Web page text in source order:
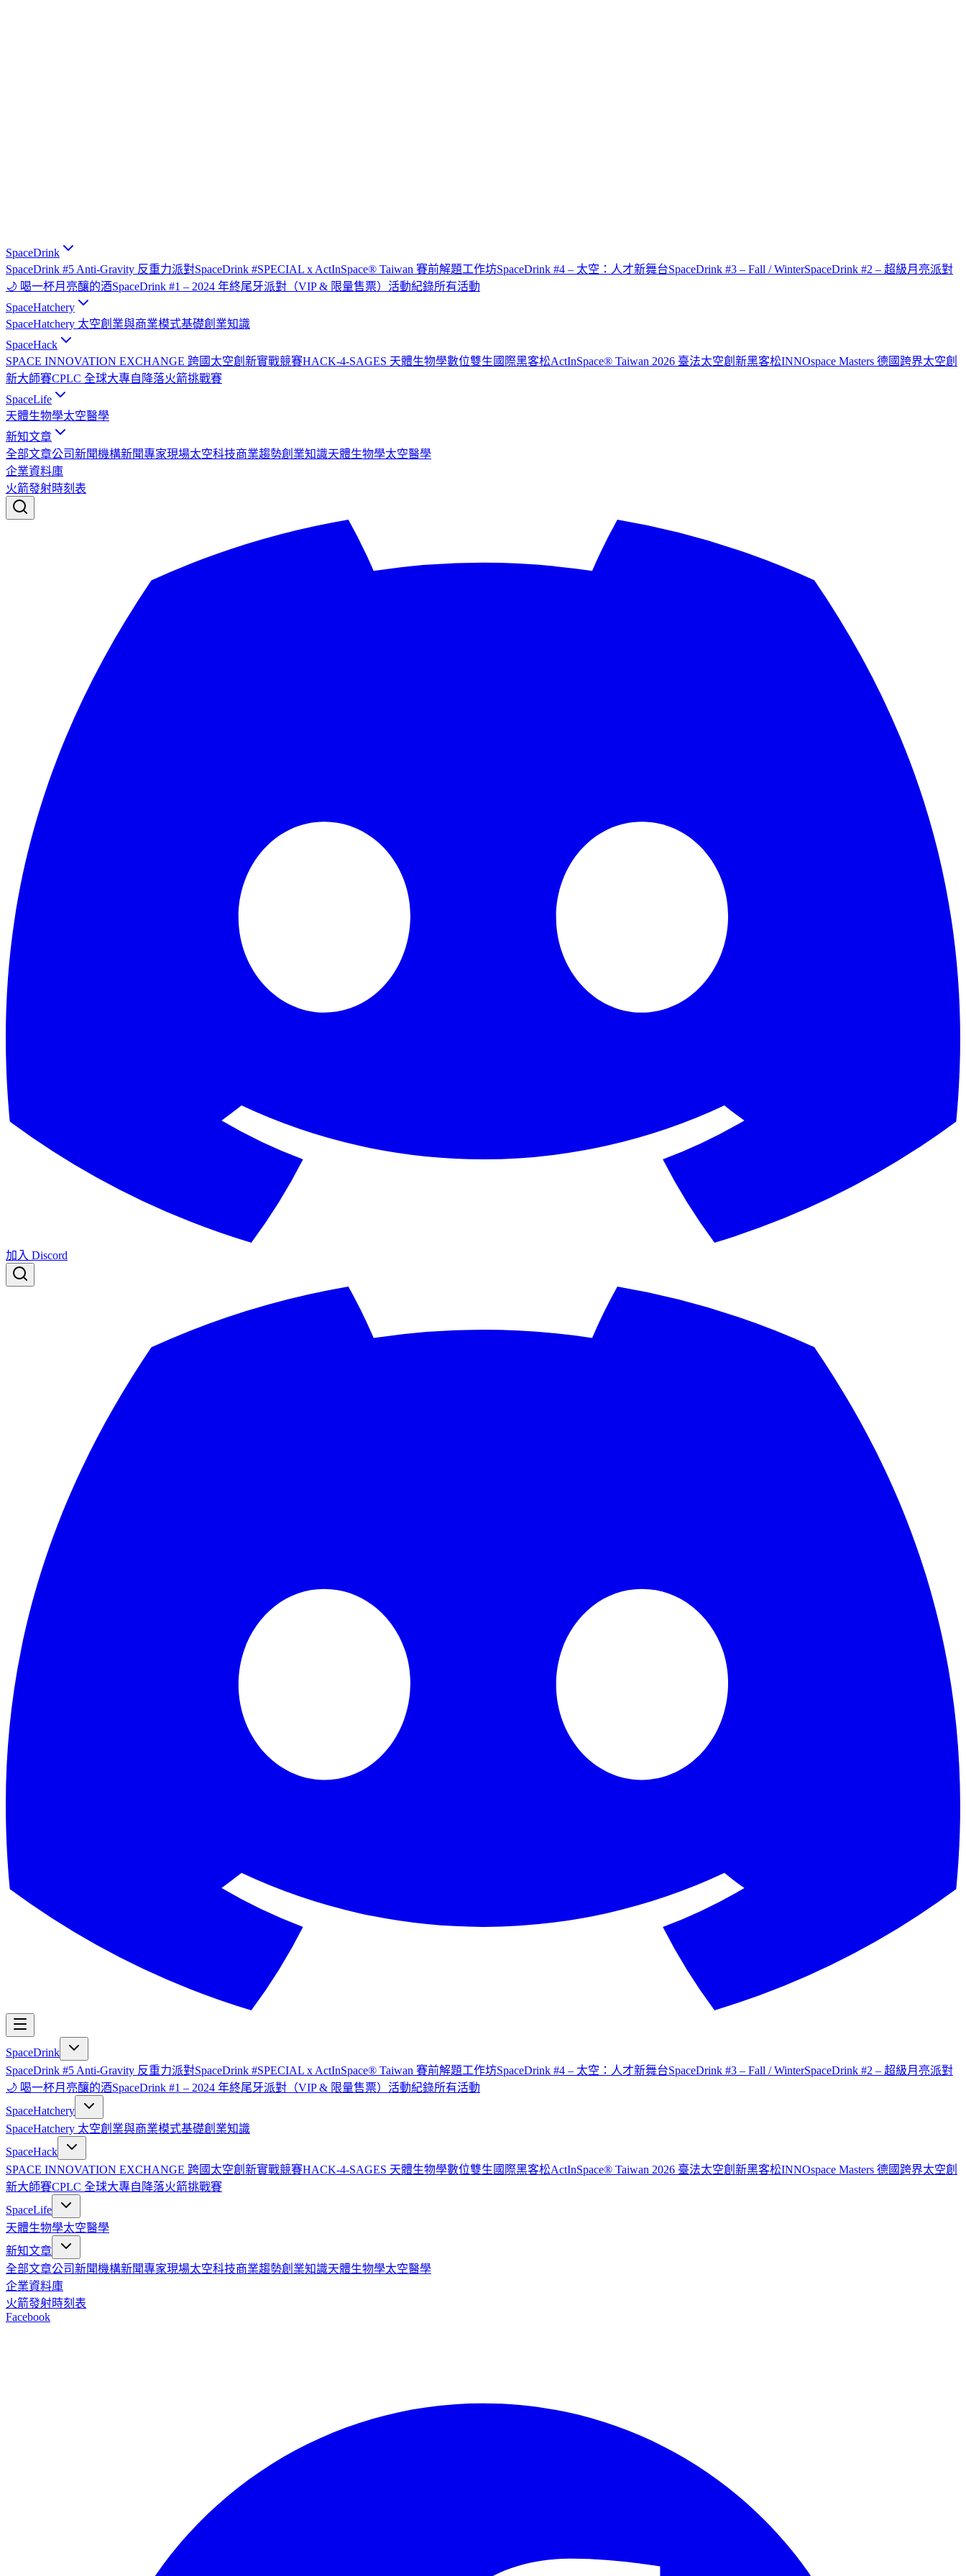
SpaceDrink
SpaceDrink #5 Anti-Gravity 反重力派對SpaceDrink #SPECIAL x ActInSpace® Taiwan 賽前解題工作坊SpaceDrink #4 – 太空：人才新舞台SpaceDrink #3 – Fall / WinterSpaceDrink #2 – 超級月亮派對
🌙 喝一杯月亮釀的酒SpaceDrink #1 – 2024 年終尾牙派對（VIP & 限量售票） 活動紀錄所有活動
SpaceHatchery
SpaceHatchery 太空創業與商業模式基礎創業知識
SpaceHack
SPACE INNOVATION EXCHANGE 跨國太空創新實戰競賽HACK-4-SAGES 天體生物學數位雙生國際黑客松ActInSpace® Taiwan 2026 臺法太空創新黑客松INNOspace Masters 德國跨界太空創
新大師賽CPLC 全球大專自降落火箭挑戰賽
SpaceLife
天體生物學太空醫學
新知文章
全部文章公司新聞機構新聞專家現場太空科技商業趨勢創業知識天體生物學太空醫學
企業資料庫
火箭發射時刻表
加入 Discord
SpaceDrink
SpaceDrink #5 Anti-Gravity 反重力派對SpaceDrink #SPECIAL x ActInSpace® Taiwan 賽前解題工作坊SpaceDrink #4 – 太空：人才新舞台SpaceDrink #3 – Fall / WinterSpaceDrink #2 – 超級月亮派對
🌙 喝一杯月亮釀的酒SpaceDrink #1 – 2024 年終尾牙派對（VIP & 限量售票） 活動紀錄所有活動
SpaceHatchery
SpaceHatchery 太空創業與商業模式基礎創業知識
SpaceHack
SPACE INNOVATION EXCHANGE 跨國太空創新實戰競賽HACK-4-SAGES 天體生物學數位雙生國際黑客松ActInSpace® Taiwan 2026 臺法太空創新黑客松INNOspace Masters 德國跨界太空創
新大師賽CPLC 全球大專自降落火箭挑戰賽
SpaceLife
天體生物學太空醫學
新知文章
全部文章公司新聞機構新聞專家現場太空科技商業趨勢創業知識天體生物學太空醫學
企業資料庫
火箭發射時刻表
Facebook